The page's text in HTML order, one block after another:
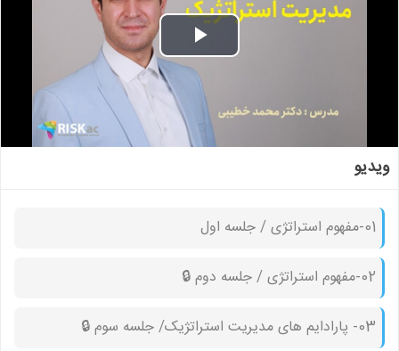
Play
Video
ویدیو
01-مفهوم استراتژی / جلسه اول
02-مفهوم استراتژی / جلسه دوم 🔒︎
03- پارادایم های مدیریت استراتژیک/ جلسه سوم 🔒︎